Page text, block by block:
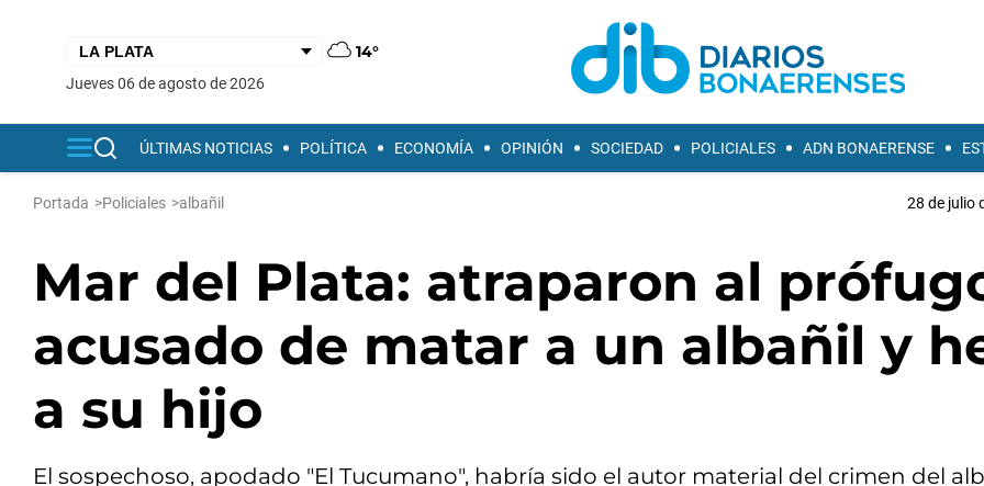
14°
jueves 06 de agosto de 2026
ÚLTIMAS NOTICIAS POLÍTICA ECONOMÍA OPINIÓN SOCIEDAD POLICIALES ADN BONAERENSE
Portada >Policiales >albañil 28 de julio
Mar del Plata: atraparon al
acusado de matar a un albañil y
a su hijo
El sospechoso, apodado "El Tucumano", habría sido el autor material del crimen del